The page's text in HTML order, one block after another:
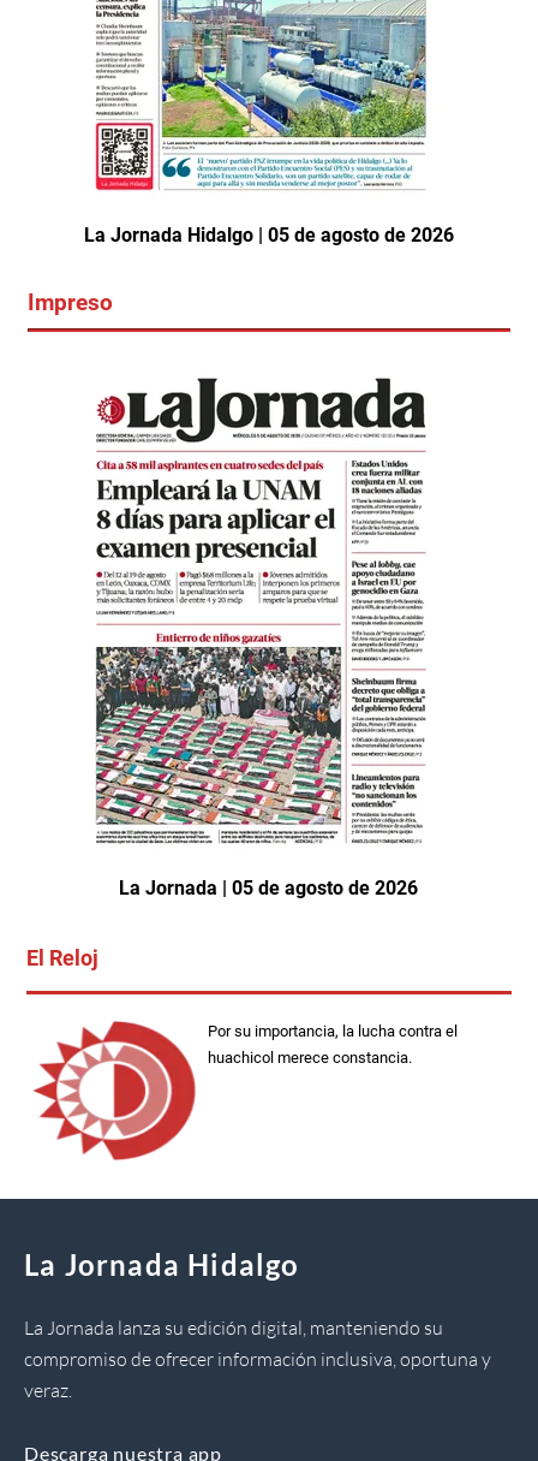
La Jornada Hidalgo | 05 de agosto de 2026
Impreso
La Jornada | 05 de agosto de 2026
El Reloj
Por su importancia, la lucha contra el
huachicol merece constancia.
La Jornada Hidalgo
La Jornada lanza su edición digital, manteniendo su
compromiso de ofrecer información inclusiva, oportuna y
veraz.
Descarga nuestra app